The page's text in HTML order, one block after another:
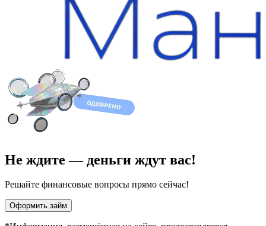
Не ждите — деньги ждут вас!
Решайте финансовые вопросы прямо сейчас!
Оформить займ